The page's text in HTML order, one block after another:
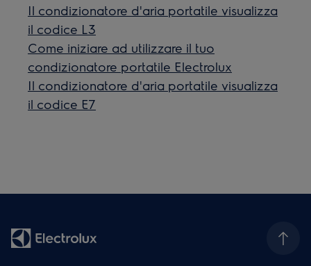
Il condizionatore d'aria portatile visualizza
il codice L3
Come iniziare ad utilizzare il tuo
condizionatore portatile Electrolux
Il condizionatore d'aria portatile visualizza
il codice E7